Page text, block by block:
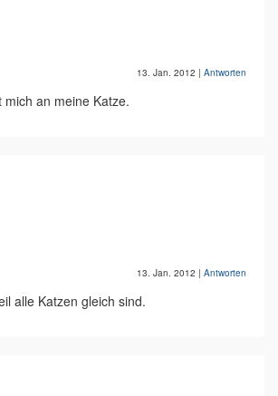
13. Jan. 2012 | Antworten
mich an meine Katze.
13. Jan. 2012 | Antworten
alle Katzen gleich sind.